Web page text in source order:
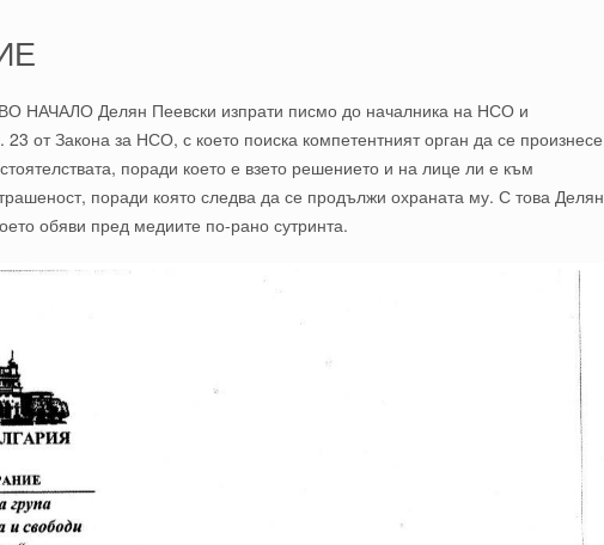
НАЧАЛО Делян Пеевски изпрати писмо до началника на НСО и
от Закона за НСО, с което поиска компетентният орган да се произнесе
поради което е взето решението и на лице ли е към
поради която следва да се продължи охраната му. С това Делян
обяви пред медиите по-рано сутринта.